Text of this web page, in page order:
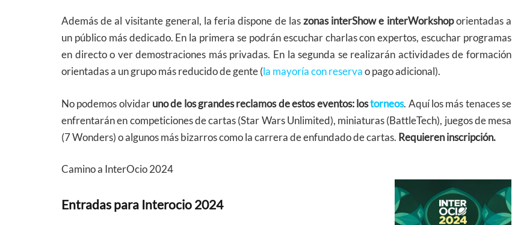
Además de al visitante general, la feria dispone de las zonas interShow e interWorkshoporientadas a
un público más dedicado. En la primera se podrán escuchar charlas con expertos, escuchar programas
en directo o ver demostraciones más privadas. En la segunda se realizarán actividades de formación
orientadas a un grupo más reducido de gente ( la mayoría con reserva o pago adicional).
No podemos olvidar uno de los grandes reclamos de estos eventos: lostorneos. Aquí los más tenaces se
enfrentarán en competiciones de cartas (Star Wars Unlimited), miniaturas (BattleTech), juegos de mesa
(7 Wonders) o algunos más bizarros como la carrera de enfundado de cartas. Requieren inscripción.
Camino a InterOcio 2024
Entradas para Interocio 2024